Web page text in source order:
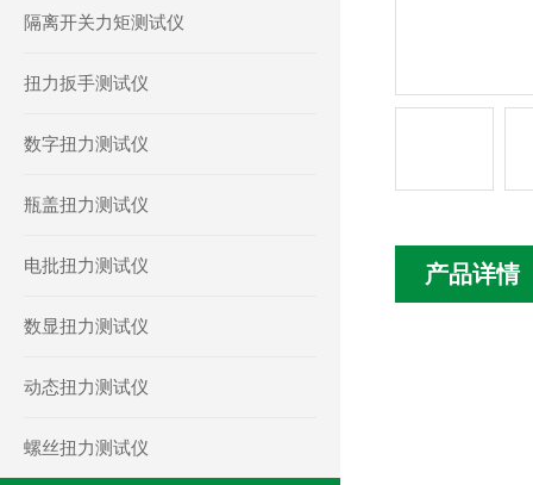
隔离开关力矩测试仪
扭力扳手测试仪
数字扭力测试仪
瓶盖扭力测试仪
电批扭力测试仪
数显扭力测试仪
动态扭力测试仪
螺丝扭力测试仪
产品详情